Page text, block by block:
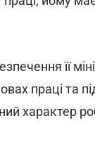
її
праці та
характер